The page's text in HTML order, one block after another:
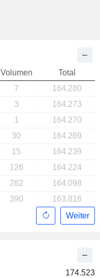
174.523
Volumen
Total
7
164.280
3
164.273
1
164.270
30
164.269
15
164.239
126
164.224
282
164.098
390
163.816
Weiter